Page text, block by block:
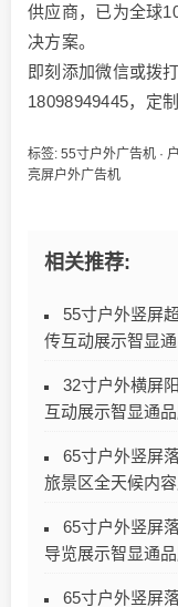
供应商，已为全球
决方案。
即刻添加微信或拨
18098949445，定
标签: 55寸户外广告机 ·
亮屏户外广告机
相关推荐:
55寸户外竖屏
传互动展示智显
32寸户外横屏
互动展示智显通
65寸户外竖屏
旅景区全天候内
65寸户外竖屏
导览展示智显通
65寸户外竖屏